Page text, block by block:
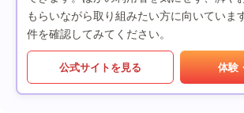
もらいながら取り組みたい方に向いていま
件を確認してみてください。
公式サイトを見る 体験